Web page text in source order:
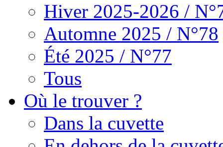
Hiver 2025-2026 /
Automne 2025 / N°78
Été 2025 / N°77
Tous
Où le trouver ?
Dans la cuvette